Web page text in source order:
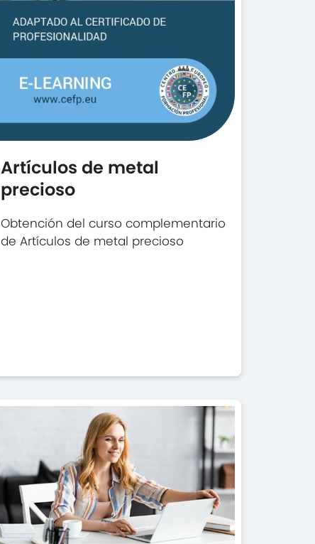
Artículos de metal
precioso
Obtención del curso complementario
de Artículos de metal precioso